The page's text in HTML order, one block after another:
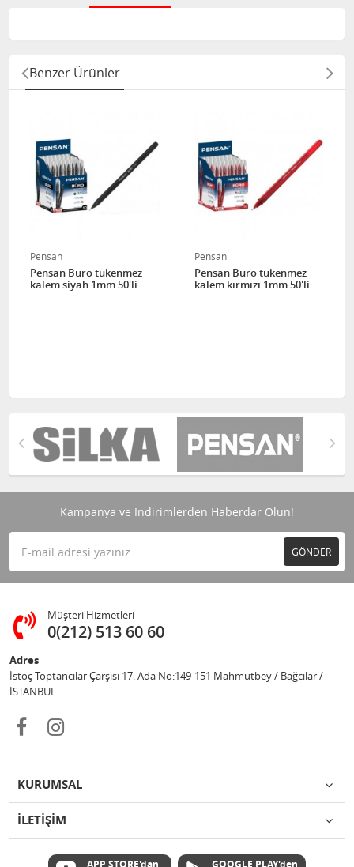
Benzer Ürünler
Pensan
Pensan Büro tükenmez
kalem siyah 1mm 50'li
Pensan
Pensan Büro tükenmez
kalem kırmızı 1mm 50'li
Kampanya ve İndirimlerden Haberdar Olun!
GÖNDER
Müşteri Hizmetleri
0(212) 513 60 60
Adres
İstoç Toptancılar Çarşısı 17. Ada No:149-151 Mahmutbey / Bağcılar /
İSTANBUL
KURUMSAL
İLETİŞİM
APP STORE'dan GOOGLE PLAY'den